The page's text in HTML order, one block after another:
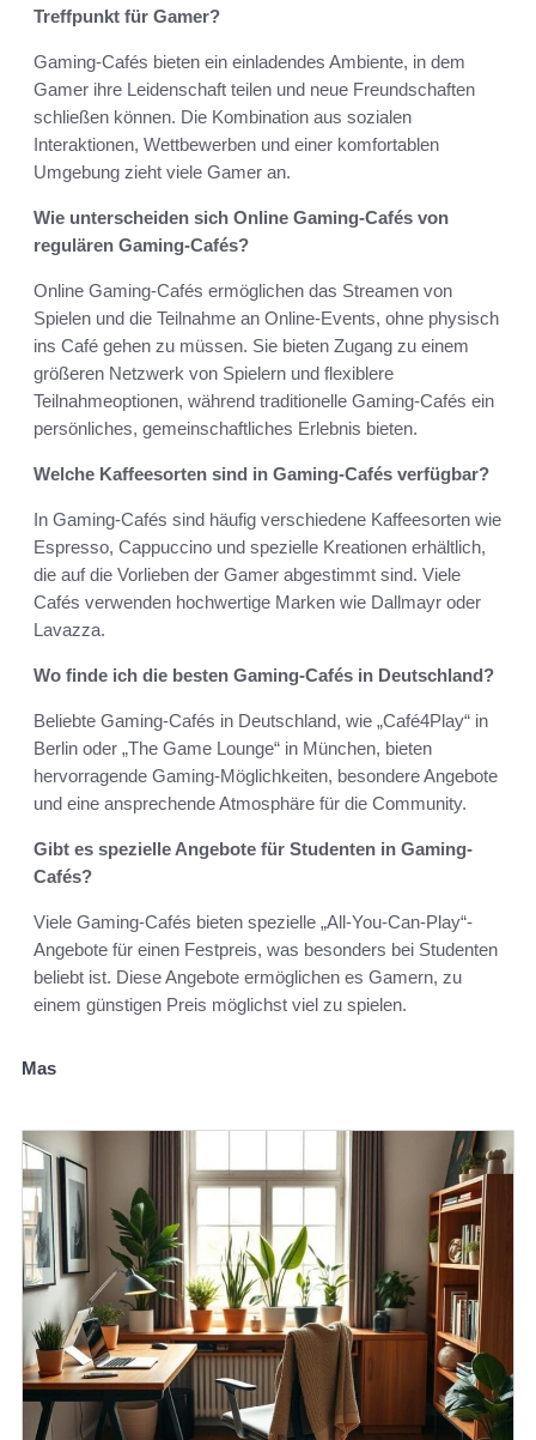
Treffpunkt für Gamer?
Gaming-Cafés bieten ein einladendes Ambiente, in dem
Gamer ihre Leidenschaft teilen und neue Freundschaften
schließen können. Die Kombination aus sozialen
Interaktionen, Wettbewerben und einer komfortablen
Umgebung zieht viele Gamer an.
Wie unterscheiden sich Online Gaming-Cafés von
regulären Gaming-Cafés?
Online Gaming-Cafés ermöglichen das Streamen von
Spielen und die Teilnahme an Online-Events, ohne physisch
ins Café gehen zu müssen. Sie bieten Zugang zu einem
größeren Netzwerk von Spielern und flexiblere
Teilnahmeoptionen, während traditionelle Gaming-Cafés ein
persönliches, gemeinschaftliches Erlebnis bieten.
Welche Kaffeesorten sind in Gaming-Cafés verfügbar?
In Gaming-Cafés sind häufig verschiedene Kaffeesorten wie
Espresso, Cappuccino und spezielle Kreationen erhältlich,
die auf die Vorlieben der Gamer abgestimmt sind. Viele
Cafés verwenden hochwertige Marken wie Dallmayr oder
Lavazza.
Wo finde ich die besten Gaming-Cafés in Deutschland?
Beliebte Gaming-Cafés in Deutschland, wie „Café4Play“ in
Berlin oder „The Game Lounge“ in München, bieten
hervorragende Gaming-Möglichkeiten, besondere Angebote
und eine ansprechende Atmosphäre für die Community.
Gibt es spezielle Angebote für Studenten in Gaming-
Cafés?
Viele Gaming-Cafés bieten spezielle „All-You-Can-Play“-
Angebote für einen Festpreis, was besonders bei Studenten
beliebt ist. Diese Angebote ermöglichen es Gamern, zu
einem günstigen Preis möglichst viel zu spielen.
Mas